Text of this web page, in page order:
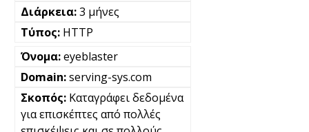
3 μήνες
HTTP
eyeblaster
serving-sys.com
Καταγράφει δεδομένα
για επισκέπτες από πολλές